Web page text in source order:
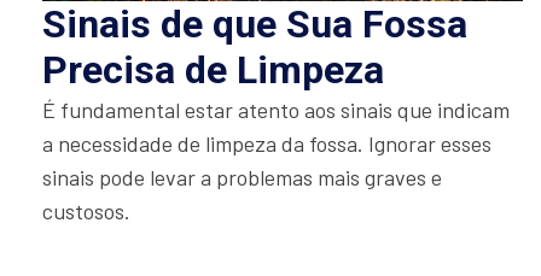
Sinais de que Sua Fossa
Precisa de Limpeza
É fundamental estar atento aos sinais que indicam
a necessidade de limpeza da fossa. Ignorar esses
sinais pode levar a problemas mais graves e
custosos.